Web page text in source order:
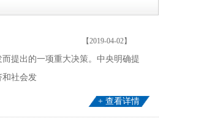
【2019-04-02】
提出的一项重大决策。中央明确提
和社会发
+ 查看详情